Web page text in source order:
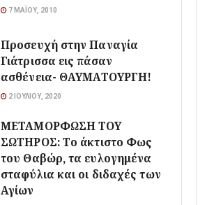
7 ΜΑΪ́ΟΥ, 2010
Προσευχή στην Παναγία
Γιάτρισσα εις πάσαν
ασθένεια- ΘΑΥΜΑΤΟΥΡΓΗ!
2 ΙΟΥΛΊΟΥ, 2020
ΜΕΤΑΜΟΡΦΩΣΗ ΤΟΥ
ΣΩΤΗΡΟΣ: Το άκτιστο Φως
του Θαβώρ, τα ευλογημένα
σταφύλια και οι διδαχές των
Αγίων